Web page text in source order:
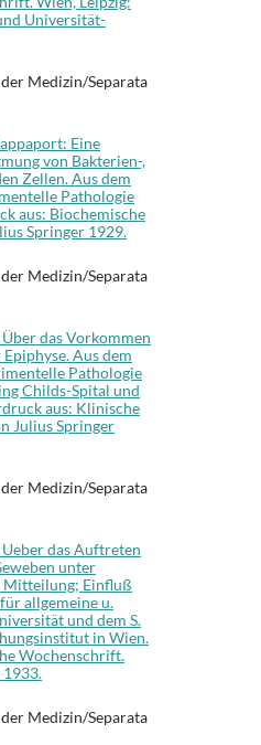
Universität-
Medizin/Separata
Eine
von Bakterien-,
Zellen. Aus dem
Pathologie
aus: Biochemische
Springer 1929.
Medizin/Separata
das Vorkommen
Aus dem
Pathologie
Childs-Spital und
aus: Klinische
Julius Springer
Medizin/Separata
das Auftreten
unter
Mitteilung; Einfluß
allgemeine u.
und dem S.
in Wien.
Wochenschrift.
1933.
Medizin/Separata